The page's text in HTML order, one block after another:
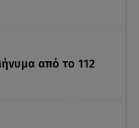
από το 112